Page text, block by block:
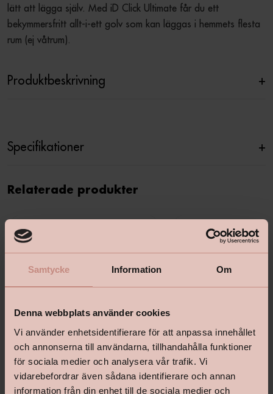
Samtycke Information Om
Denna webbplats använder cookies
Vi använder enhetsidentifierare för att anpassa innehållet
och annonserna till användarna, tillhandahålla funktioner
för sociala medier och analysera vår trafik. Vi
vidarebefordrar även sådana identifierare och annan
information från din enhet till de sociala medier och
lätt att lägga själv. Med iD Click Ultimate får du ett
bekymmersfritt allt-i-ett golv som kan läggas i hemmets flesta
rum (ej våtrum).
Produktbeskrivning +
Specifikationer +
Relaterade produkter